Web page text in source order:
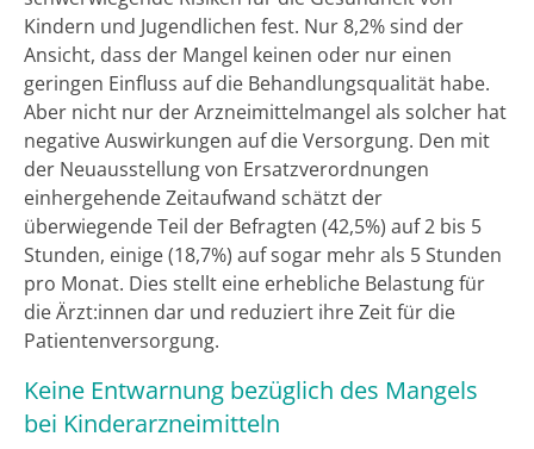
Kindern und Jugendlichen fest. Nur 8,2% sind der
Ansicht, dass der Mangel keinen oder nur einen
geringen Einfluss auf die Behandlungsqualität habe.
Aber nicht nur der Arzneimittelmangel als solcher hat
negative Auswirkungen auf die Versorgung. Den mit
der Neuausstellung von Ersatzverordnungen
einhergehende Zeitaufwand schätzt der
überwiegende Teil der Befragten (42,5%) auf 2 bis 5
Stunden, einige (18,7%) auf sogar mehr als 5 Stunden
pro Monat. Dies stellt eine erhebliche Belastung für
die Ärzt:innen dar und reduziert ihre Zeit für die
Patientenversorgung.
Keine Entwarnung bezüglich des Mangels
bei Kinderarzneimitteln